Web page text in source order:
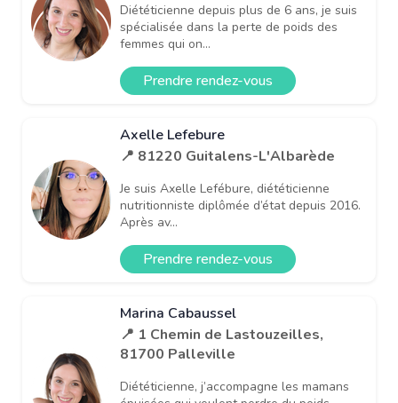
Diététicienne depuis plus de 6 ans, je suis
spécialisée dans la perte de poids des
femmes qui on...
Prendre rendez-vous
Axelle Lefebure
📍 81220 Guitalens-L'Albarède
Je suis Axelle Lefébure, diététicienne
nutritionniste diplômée d’état depuis 2016.
Après av...
Prendre rendez-vous
Marina Cabaussel
📍 1 Chemin de Lastouzeilles,
81700 Palleville
Diététicienne, j’accompagne les mamans